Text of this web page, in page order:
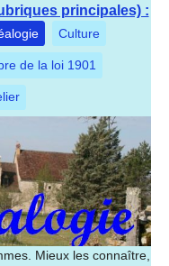
principales) :
Culture
de la loi 1901
Mieux les connaître,